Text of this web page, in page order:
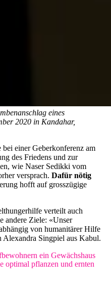
eines
2020 in Kandahar,
einer Geberkonferenz am
des Friedens und zur
wie Naser Sedikki vom
versprach. Dafür nötig
hofft auf grosszügige
verteilt auch
andere Ziele: «Unser
von humanitärer Hilfe
Alexandra Singpiel aus Kabul.
ein Gewächshaus
optimal pflanzen und ernten